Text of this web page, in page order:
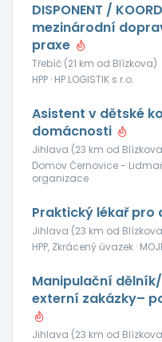
DISPONENT /
mezinárodní
praxe
Třebíč (21 km od Blízkova)
HPP · HP LOGISTIK s.r.o.
Asistent v dětské
domácnosti
Jihlava (23 km od
Domov Černovice -
organizace
Praktický lékař pro
Jihlava (23 km od
HPP, Zkrácený úvazek ·
Manipulační
externí zakázky–
Jihlava (23 km od